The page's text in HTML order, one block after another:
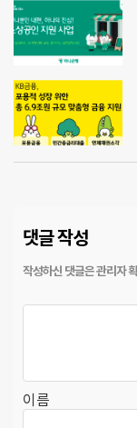
댓글 작성
이름